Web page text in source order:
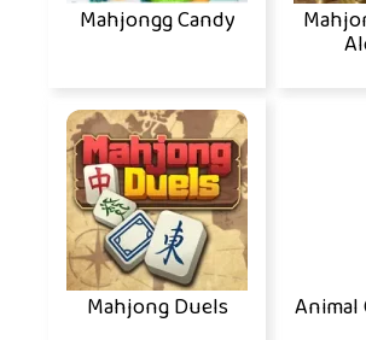
Mahjongg Candy
Mahjong Duels